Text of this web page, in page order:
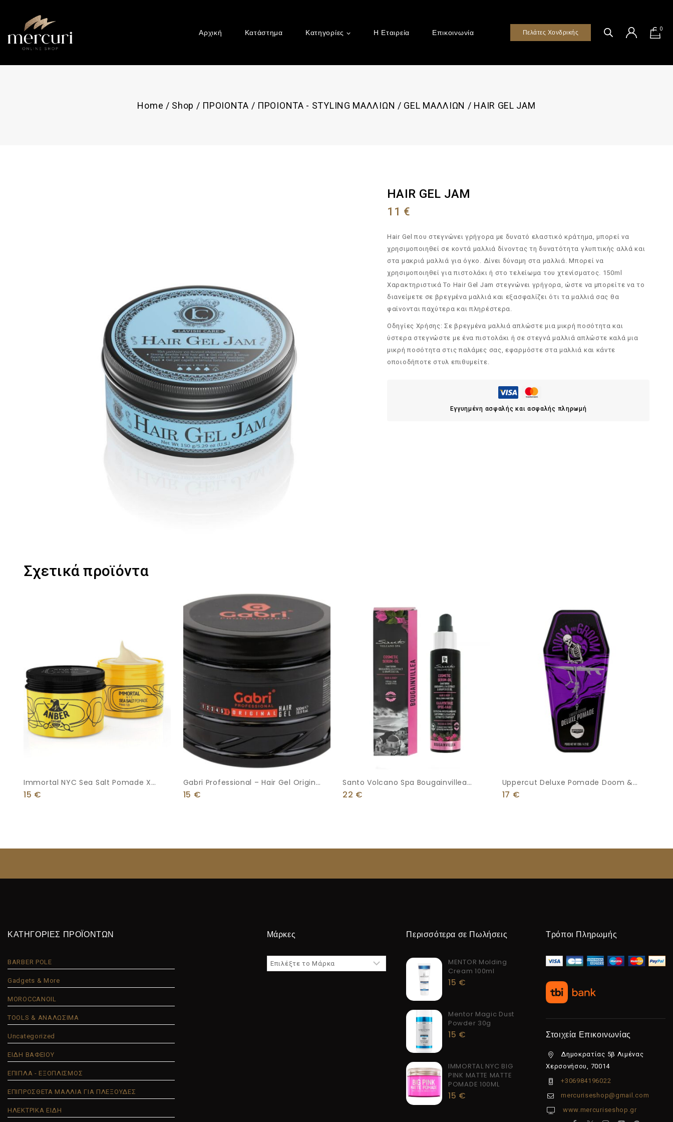
Αρχική Κατάστημα Κατηγορίες Η Εταιρεία Επικοινωνία Πελάτες Χονδρικής 0
Home / Shop / ΠΡΟΙΟΝΤΑ / ΠΡΟΙΟΝΤΑ - STYLING ΜΑΛΛΙΩΝ / GEL ΜΑΛΛΙΩΝ / HAIR GEL JAM
HAIR GEL JAM
11 €
Hair Gel που στεγνώνει γρήγορα με δυνατό ελαστικό κράτημα, μπορεί να
χρησιμοποιηθεί σε κοντά μαλλιά δίνοντας τη δυνατότητα γλυπτικής αλλά και
στα μακριά μαλλιά για όγκο. Δίνει δύναμη στα μαλλιά. Μπορεί να
χρησιμοποιηθεί για πιστολάκι ή στο τελείωμα του χτενίσματος. 150ml
Χαρακτηριστικά Το Hair Gel Jam στεγνώνει γρήγορα, ώστε να μπορείτε να το
διανείμετε σε βρεγμένα μαλλιά και εξασφαλίζει ότι τα μαλλιά σας θα
φαίνονται παχύτερα και πληρέστερα.
Οδηγίες Χρήσης: Σε βρεγμένα μαλλιά απλώστε μια μικρή ποσότητα και
ύστερα στεγνώστε με ένα πιστολάκι ή σε στεγνά μαλλιά απλώστε καλά μια
μικρή ποσότητα στις παλάμες σας, εφαρμόστε στα μαλλιά και κάντε
οποιοδήποτε στυλ επιθυμείτε.
Εγγυημένη ασφαλής και ασφαλής πληρωμή
Σχετικά προϊόντα
Immortal NYC Sea Salt Pomade X
Anber Staysharp 100ml
15 €
Gabri Professional – Hair Gel Original
500ml
15 €
Santo Volcano Spa Bougainvillea
Καλλυντικός Ορός – Λάδι Για Μαλλιά &
22 €
Uppercut Deluxe Pomade Doom &
Groom Limited Edition 120g
17 €
ΚΑΤΗΓΟΡΙΕΣ ΠΡΟΪΟΝΤΩΝ
BARBER POLE
Gadgets & More
MOROCCANOIL
TOOLS & ΑΝΑΛΩΣΙΜΑ
Uncategorized
ΕΙΔΗ ΒΑΦΕΙΟΥ
ΕΠΙΠΛΑ - ΕΞΟΠΛΙΣΜΟΣ
ΕΠΙΠΡΟΣΘΕΤΑ ΜΑΛΛΙΑ ΓΙΑ ΠΛΕΞΟΥΔΕΣ
ΗΛΕΚΤΡΙΚΑ ΕΙΔΗ
Μάρκες Περισσότερα σε Πωλήσεις
MENTOR Molding
Cream 100ml
15 €
Mentor Magic Dust
Powder 30g
15 €
IMMORTAL NYC BIG
PINK MATTE MATTE
POMADE 100ML
15 €
Τρόποι Πληρωμής
Στοιχεία Επικοινωνίας
Δημοκρατίας 5β Λιμένας
Χερσονήσου, 70014
+306984196022
mercuriseshop@gmail.com
www.mercuriseshop.gr